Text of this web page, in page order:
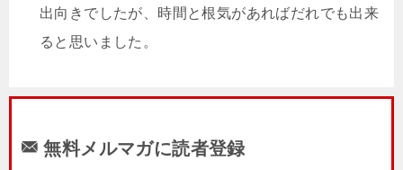
出向きでしたが、時間と根気があればだれでも出来
ると思いました。
無料メルマガに読者登録